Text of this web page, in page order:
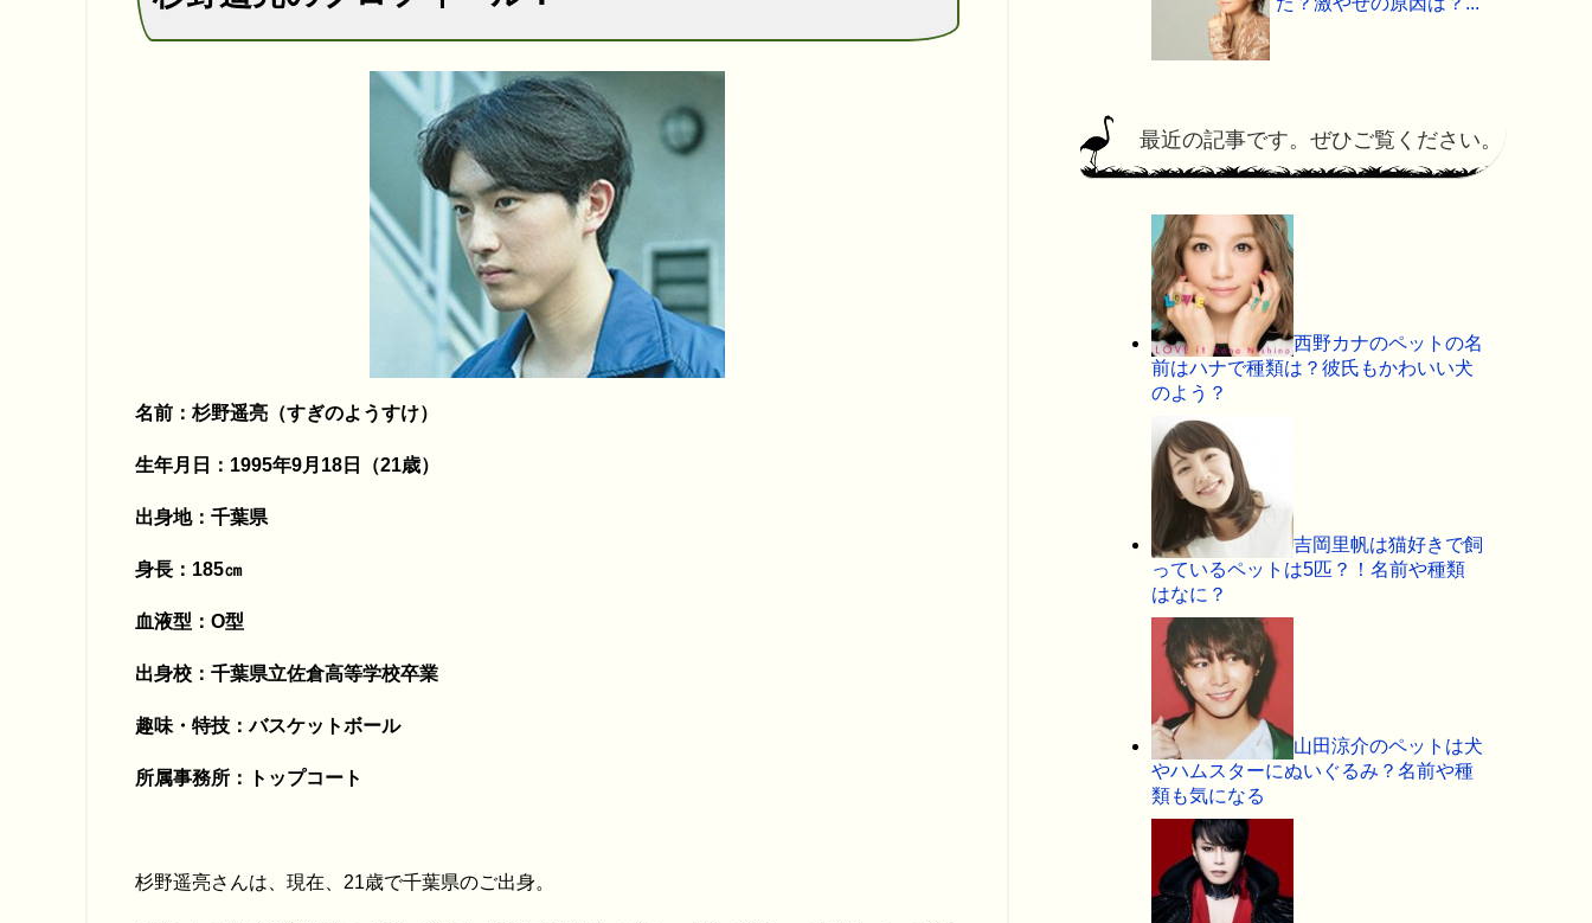
名前：杉野遥亮（すぎのようすけ）
生年月日：1995年9月18日（21歳）
出身地：千葉県
身長：185㎝
血液型：O型
出身校：千葉県立佐倉高等学校卒業
趣味・特技：バスケットボール
所属事務所：トップコート
杉野遥亮さんは、現在、21歳で千葉県のご出身。
最近の記事です。ぜひご覧ください。
西野カナのペットの名
前はハナで種類は？彼氏もかわいい犬
のよう？
吉岡里帆は猫好きで飼
っているペットは5匹？！名前や種類
はなに？
山田涼介のペットは犬
やハムスターにぬいぐるみ？名前や種
類も気になる